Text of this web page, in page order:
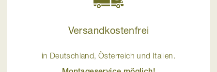
Versandkostenfrei
in Deutschland, Österreich und Italien.